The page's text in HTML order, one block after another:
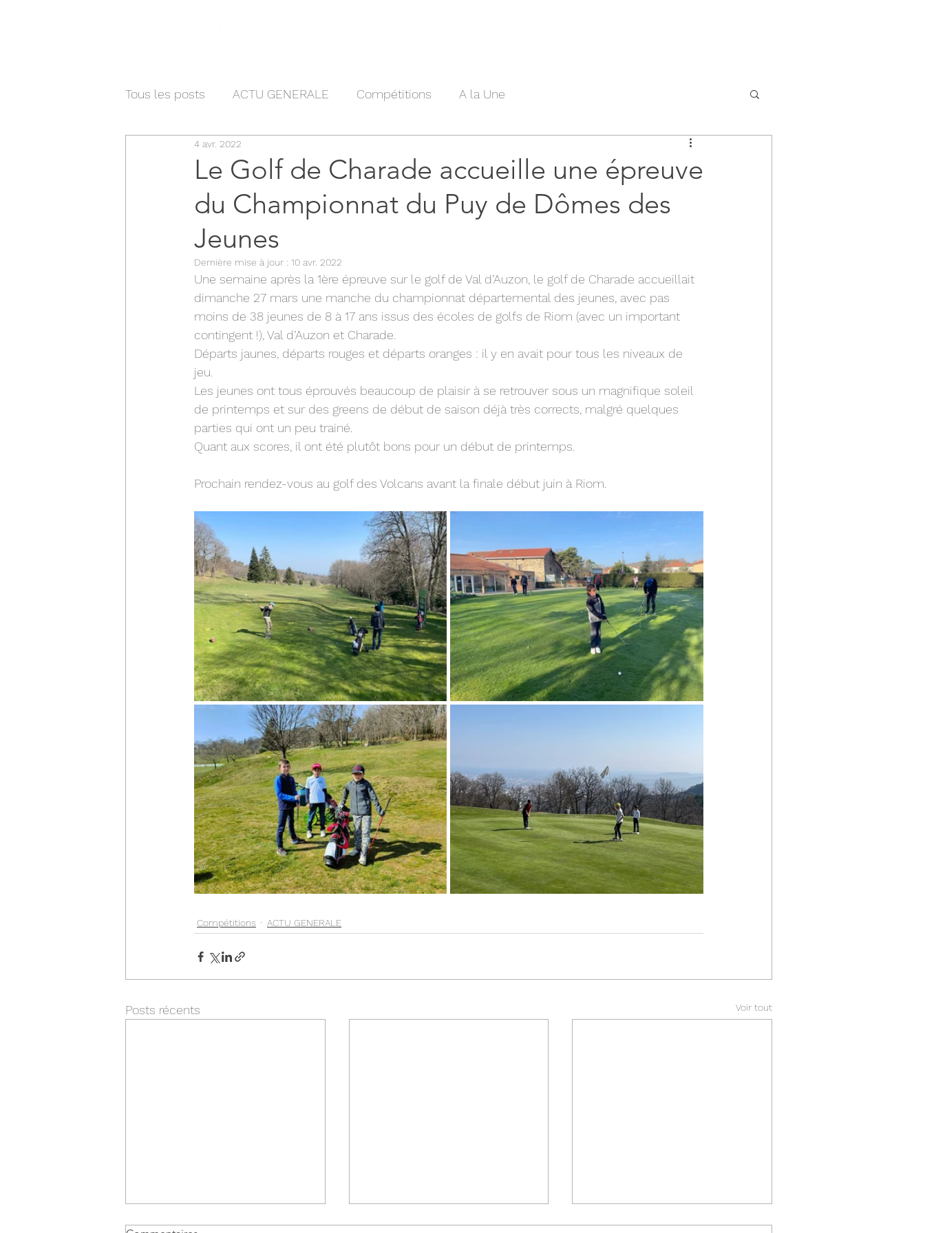
Tous les posts ACTU GENERALE Compétitions A la Une
Le Golf de Charade accueille une épreuve
du Championnat du Puy de Dômes des
Jeunes
4 avr. 2022
Dernière mise à jour : 10 avr. 2022
Une semaine après la 1ère épreuve sur le golf de Val d’Auzon, le golf de Charade accueillait
dimanche 27 mars une manche du championnat départemental des jeunes, avec pas
moins de 38 jeunes de 8 à 17 ans issus des écoles de golfs de Riom (avec un important
contingent !), Val d’Auzon et Charade.
Départs jaunes, départs rouges et départs oranges : il y en avait pour tous les niveaux de
jeu.
Les jeunes ont tous éprouvés beaucoup de plaisir à se retrouver sous un magnifique soleil
de printemps et sur des greens de début de saison déjà très corrects, malgré quelques
parties qui ont un peu trainé.
Quant aux scores, il ont été plutôt bons pour un début de printemps.
Prochain rendez-vous au golf des Volcans avant la finale début juin à Riom.
Compétitions ACTU GENERALE
Posts récents Voir tout